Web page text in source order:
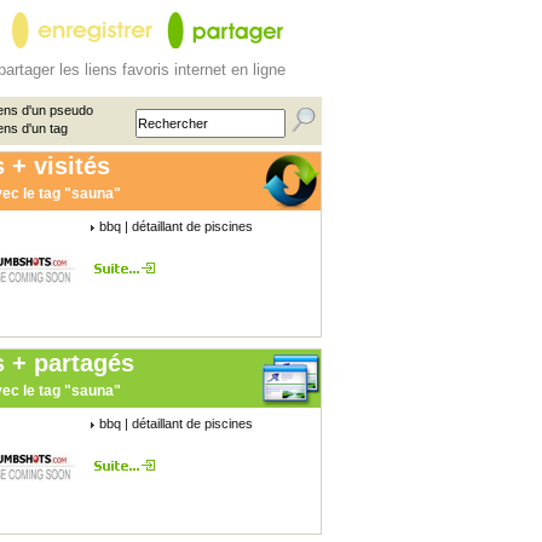
les liens favoris internet en ligne
d'un pseudo
d'un tag
+ visités
le tag "sauna"
bbq | détaillant de piscines
+ partagés
le tag "sauna"
bbq | détaillant de piscines